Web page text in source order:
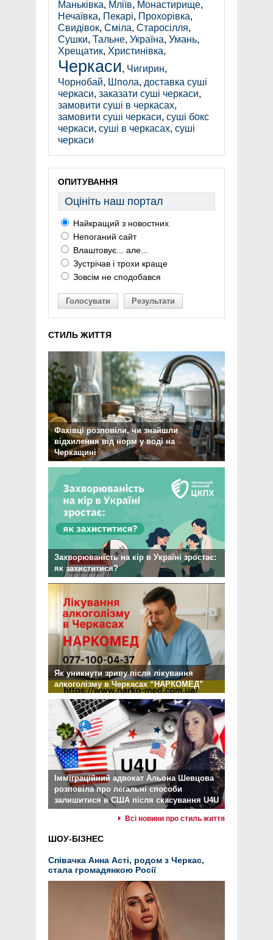
Маньківка, Мліїв, Монастирище,
Нечаївка, Пекарі, Прохорівка,
Свидівок, Сміла, Старосілля,
Сушки, Тальне, Україна, Умань,
Хрещатик, Христинівка,
Черкаси, Чигирин,
Чорнобай, Шпола, доставка суші
черкаси, заказати суші черкаси,
замовити суші в черкасах,
замовити суші черкаси, суші бокс
черкаси, суші в черкасах, суші
черкаси
ОПИТУВАННЯ
Оцініть наш портал
Найкращий з новостних
Непоганий сайт
Влаштовує... але...
Зустрічав і трохи краще
Зовсім не сподобався
Голосувати Результати
СТИЛЬ ЖИТТЯ
Фахівці розповіли, чи знайшли
відхилення від норм у воді на
Черкащині
Захворюваність на кір в Україні зростає:
як захиститися?
Як уникнути зриву після лікування
алкоголізму в Черкасах “НАРКОМЕД”
Імміграційний адвокат Альона Шевцова
розповіла про легальні способи
залишитися в США після скасування U4U
Всі новини про стиль життя
ШОУ-БІЗНЕС
Співачка Анна Асті, родом з Черкас,
стала громадянкою Росії